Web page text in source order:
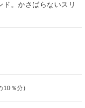
。かさばらないスリ
10％分)